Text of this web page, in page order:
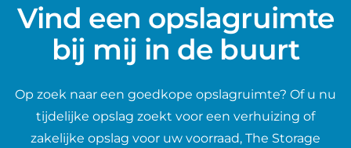
Vind een opslagruimte
bij mij in de buurt
Op zoek naar een goedkope opslagruimte? Of u nu
tijdelijke opslag zoekt voor een verhuizing of
zakelijke opslag voor uw voorraad, The Storage